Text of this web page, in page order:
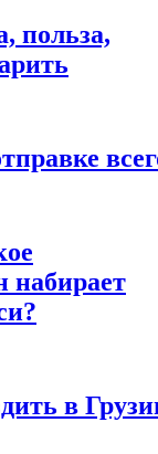
польза,
набирает
в